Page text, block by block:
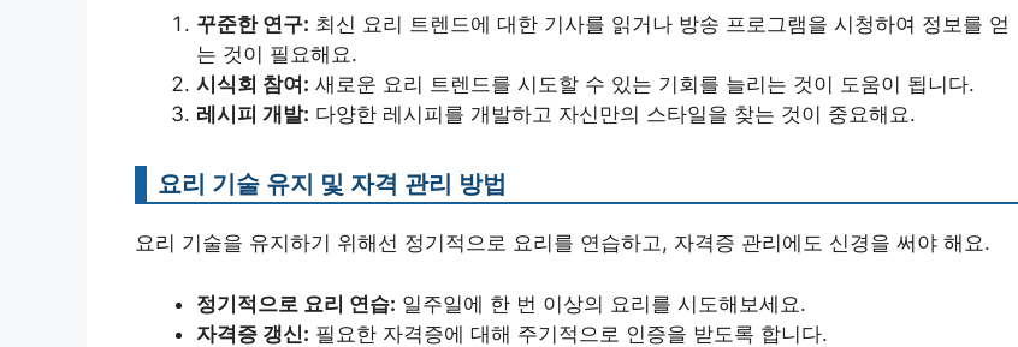
꾸준한 연구: 최신 요리 트렌드에 대한 기사를 읽거나 방송 프로그램을 시청하여 정보를 얻
는 것이 필요해요.
시식회 참여: 새로운 요리 트렌드를 시도할 수 있는 기회를 늘리는 것이 도움이 됩니다.
레시피 개발: 다양한 레시피를 개발하고 자신만의 스타일을 찾는 것이 중요해요.
요리 기술 유지 및 자격 관리 방법
요리 기술을 유지하기 위해선 정기적으로 요리를 연습하고, 자격증 관리에도 신경을 써야 해요.
정기적으로 요리 연습: 일주일에 한 번 이상의 요리를 시도해보세요.
자격증 갱신: 필요한 자격증에 대해 주기적으로 인증을 받도록 합니다.